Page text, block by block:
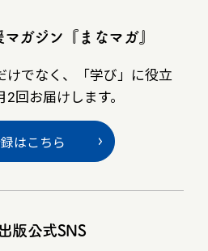
ガジン『まなマガ』
でなく、
「学び」に役立
回お届けします。
はこちら
版公式SNS